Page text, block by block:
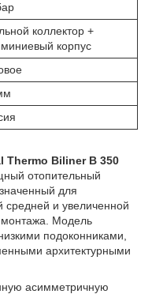
коллектор +
корпус
Thermo Biliner B 350
отопительный
для
и увеличенной
Модель
подоконниками,
архитектурными
асимметричную